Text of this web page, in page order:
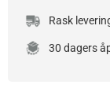
Rask
30 dagers